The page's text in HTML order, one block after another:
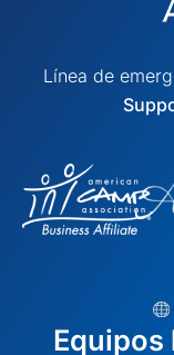
Línea de
Equipos